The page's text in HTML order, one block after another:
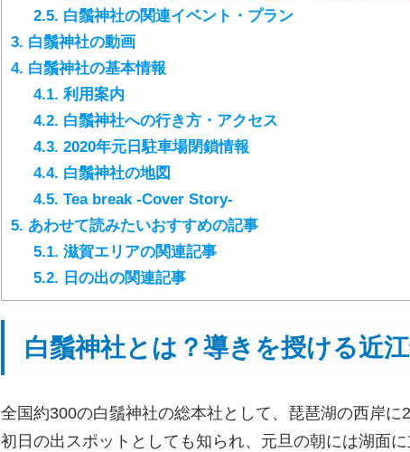
2.5. 白鬚神社の関連イベント・プラン
3. 白鬚神社の動画
4. 白鬚神社の基本情報
4.1. 利用案内
4.2. 白鬚神社への行き方・アクセス
4.3. 2020年元日駐車場閉鎖情報
4.4. 白鬚神社の地図
4.5. Tea break -Cover Story-
5. あわせて読みたいおすすめの記事
5.1. 滋賀エリアの関連記事
5.2. 日の出の関連記事
白鬚神社とは？導きを授ける近
全国約300の白鬚神社の総本社として、琵琶湖の西岸
初日の出スポットとしても知られ、元旦の朝には湖面